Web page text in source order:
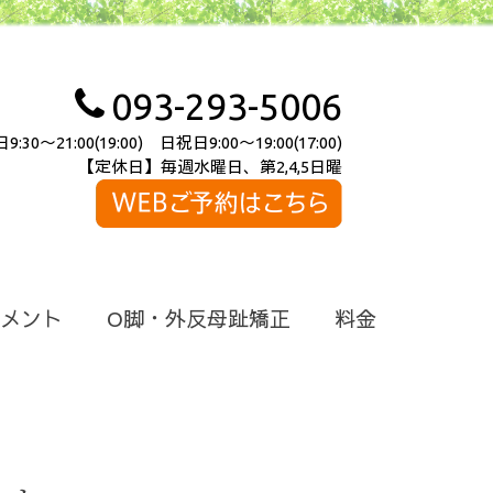
093-293-5006
9:30～21:00(19:00) 日祝日9:00～19:00(17:00)
【定休日】毎週水曜日、第2,4,5日曜
ント O脚・外反母趾矯正 料金